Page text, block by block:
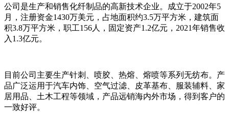
公司是生产和销售化纤制品的高新技术企业。成立于2002年5
月，注册资金1430万美元，占地面积约3.5万平方米，建筑面
积3.8万平方米，职工156人，固定资产1.2亿元，2021年销售收
入1.3亿元。
目前公司主要生产针刺、喷胶、热熔、熔喷等系列无纺布。产
品广泛运用于汽车内饰、空气过滤、皮革基布、服装辅料、家
居用品、土木工程等领域，产品远销海内外市场，得到客户的
一致好评。